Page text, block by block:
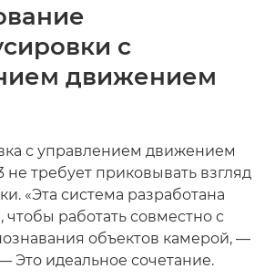
с
движением
с управлением движением
не требует приковывать взгляд
«Эта система разработана
чтобы работать совместно с
объектов камерой, —
Это идеальное сочетание.